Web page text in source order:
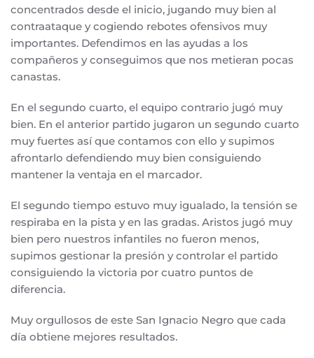
concentrados desde el inicio, jugando muy bien al
contraataque y cogiendo rebotes ofensivos muy
importantes. Defendimos en las ayudas a los
compañeros y conseguimos que nos metieran pocas
canastas.
En el segundo cuarto, el equipo contrario jugó muy
bien. En el anterior partido jugaron un segundo cuarto
muy fuertes así que contamos con ello y supimos
afrontarlo defendiendo muy bien consiguiendo
mantener la ventaja en el marcador.
El segundo tiempo estuvo muy igualado, la tensión se
respiraba en la pista y en las gradas. Aristos jugó muy
bien pero nuestros infantiles no fueron menos,
supimos gestionar la presión y controlar el partido
consiguiendo la victoria por cuatro puntos de
diferencia.
Muy orgullosos de este San Ignacio Negro que cada
día obtiene mejores resultados.